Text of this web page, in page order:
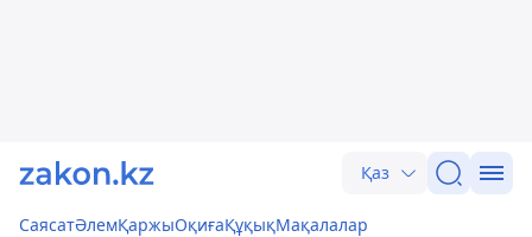
Қаз
СаясатӘлемҚаржыОқиғаҚұқықМақалалар